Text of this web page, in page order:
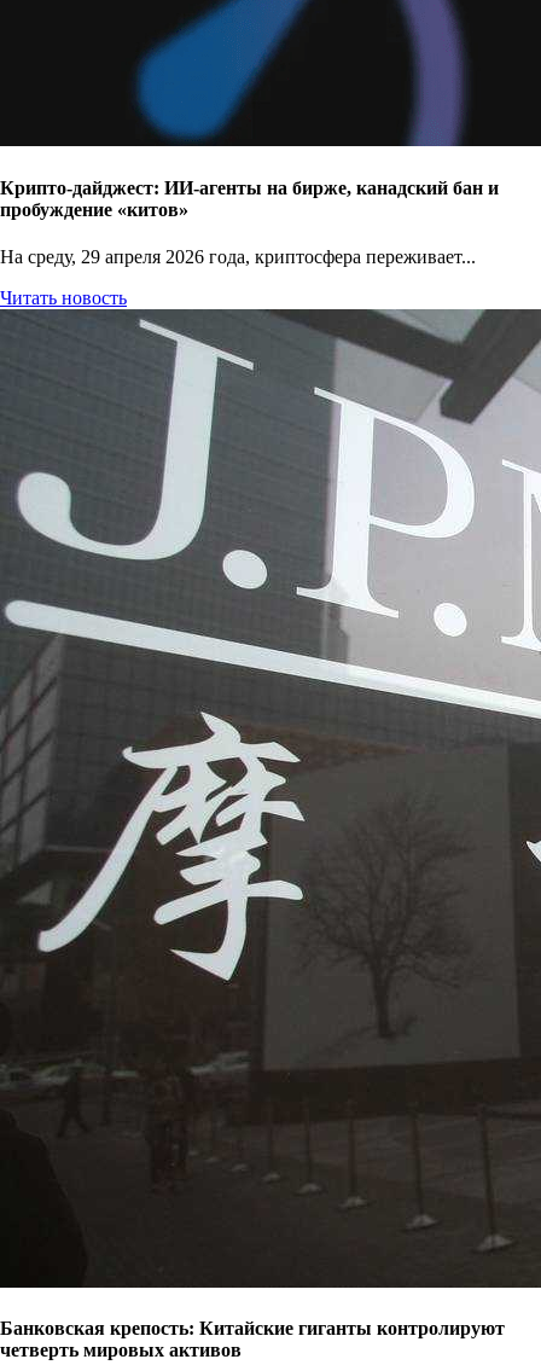
Крипто-дайджест: ИИ-агенты на бирже, канадский бан и
пробуждение «китов»
На среду, 29 апреля 2026 года, криптосфера переживает...
Читать новость
Банковская крепость: Китайские гиганты контролируют
четверть мировых активов